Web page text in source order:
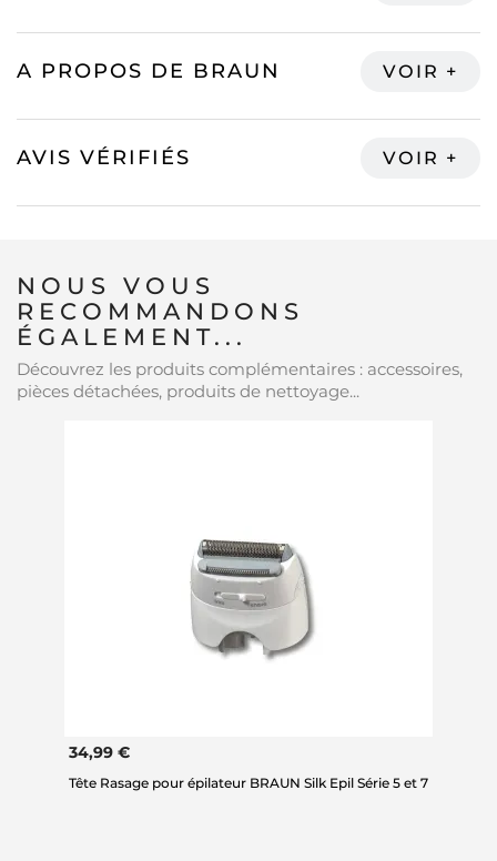
A PROPOS DE BRAUN
AVIS VÉRIFIÉS
NOUS VOUS
RECOMMANDONS
ÉGALEMENT...
Découvrez les produits complémentaires : accessoires,
pièces détachées, produits de nettoyage...
34,99 €
Tête Rasage pour épilateur BRAUN Silk Epil Série 5 et 7